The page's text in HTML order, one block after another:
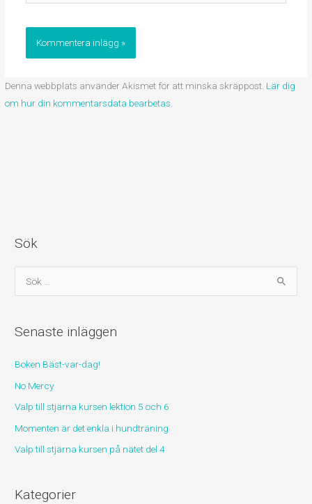
Denna webbplats använder Akismet för att minska skräppost. Lär dig
om hur din kommentarsdata bearbetas.
Sök
ö
e
t
e
r
:
Senaste inläggen
Boken Bäst-var-dag!
No Mercy
Valp till stjärna kursen lektion 5 och 6
Momenten är det enkla i hundträning
Valp till stjärna kursen på nätet del 4
Kategorier